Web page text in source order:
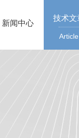
新闻中心
技术文
Article